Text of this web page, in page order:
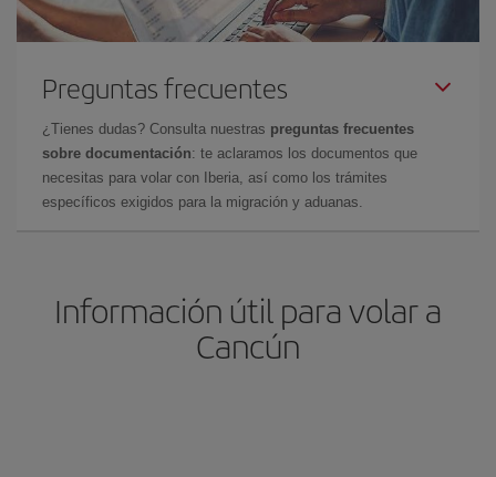
Preguntas frecuentes
¿Tienes dudas? Consulta nuestras preguntas frecuentes
sobre documentación: te aclaramos los documentos que
necesitas para volar con Iberia, así como los trámites
específicos exigidos para la migración y aduanas.
Información útil para volar a
Cancún